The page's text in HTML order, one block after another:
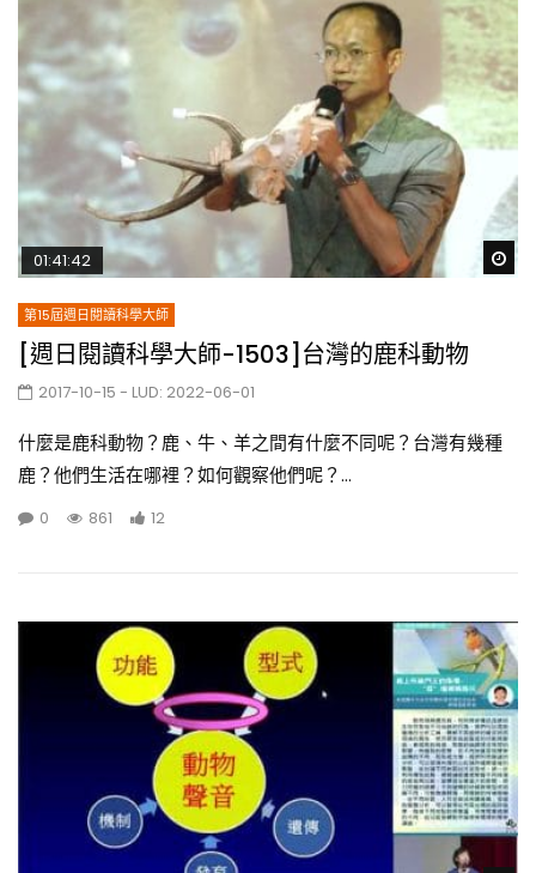
01:41:42
第15屆週日閱讀科學大師
[週日閱讀科學大師-1503]台灣的鹿科動物
2017-10-15 - LUD: 2022-06-01
什麼是鹿科動物？鹿、牛、羊之間有什麼不同呢？台灣有幾種
鹿？他們生活在哪裡？如何觀察他們呢？...
0 861 12